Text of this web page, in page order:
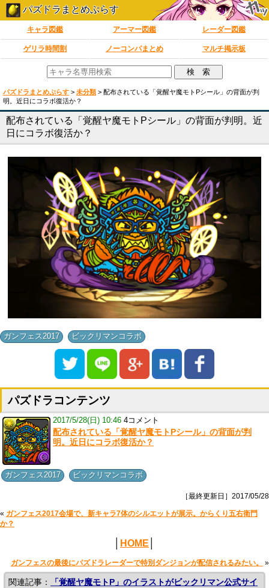
パズドラまとめぷらす
キャラ図鑑 アーマー図鑑 レーダー図鑑
ゲリラ時間割 ノーコンパまとめ マルチ掲示板
パズドラまとめぷらす > 未分類 > 配布されている「覚醒ヤ魔モトPシール」の背面が判
明。近日にコラボ復活か？
配布されている「覚醒ヤ魔モトPシール」の背面が判明。近
日にコラボ復活か？
ガンフェス2017 ビックリマンコラボ
パズドラコンテンツ
2017/5/28(日) 10:46 4コメント
配布されている「覚醒ヤ魔モトPシール」の背面が判
明。近日にコラボ復活か？
ガンフェス2017 ビックリマンコラボ
［最終更新日］2017/05/28
« ガンフェス2017会場で、新キャラ7体のシルエットが展示。からくり五右衛門
か？
HOME
ガンフェスの最後にパズドラレーダーで特別ダンジョンが配信されるみたい。 »
関連記事：
「覚醒ヤ魔モトP」のイラストがビックリマン公式サイ